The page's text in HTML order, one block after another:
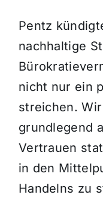
Pentz
nachhaltige
nicht nur ein
streichen.
grundlegend
Vertrauen
in den
Handelns zu